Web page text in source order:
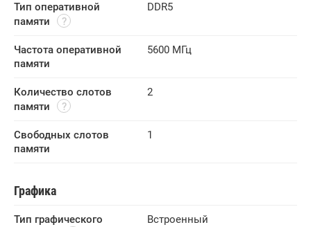
Тип оперативной
памяти
DDR5
Частота оперативной
памяти
5600 МГц
Количество слотов
памяти
2
Свободных слотов
памяти
1
Графика
Тип графического
Встроенный